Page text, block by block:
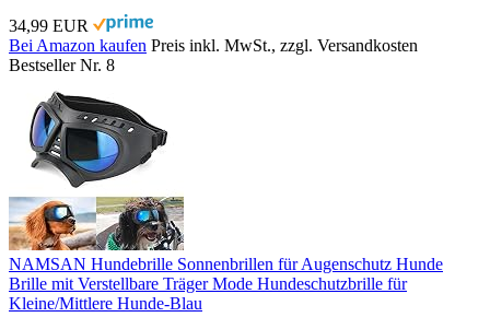
34,99 EUR
Bei Amazon kaufen Preis inkl. MwSt., zzgl. Versandkosten
Bestseller Nr. 8
NAMSAN Hundebrille Sonnenbrillen für Augenschutz Hunde
Brille mit Verstellbare Träger Mode Hundeschutzbrille für
Kleine/Mittlere Hunde-Blau